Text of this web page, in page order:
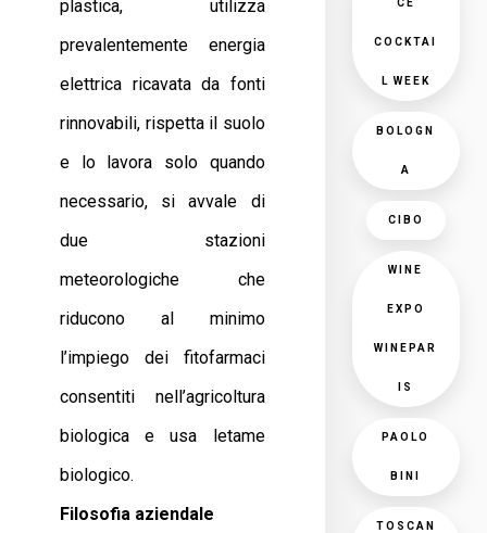
plastica, utilizza
prevalentemente energia
elettrica ricavata da fonti
rinnovabili, rispetta il suolo
e lo lavora solo quando
necessario, si avvale di
due stazioni
meteorologiche che
riducono al minimo
l’impiego dei fitofarmaci
consentiti nell’agricoltura
biologica e usa letame
biologico.
Filosofia aziendale
CE
COCKTAI
L WEEK
BOLOGN
A
CIBO
WINE
EXPO
WINEPAR
IS
PAOLO
BINI
TOSCAN